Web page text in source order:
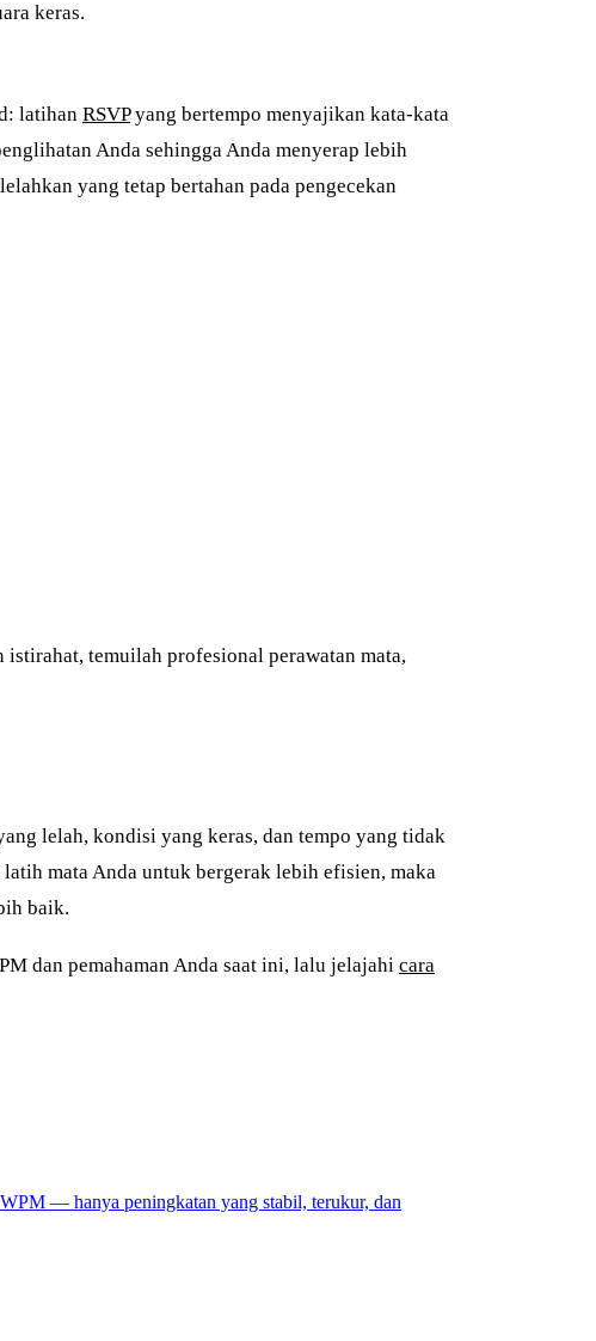
keras.
latihan RSVPyang bertempo menyajikan kata-kata
Anda sehingga Anda menyerap lebih
yang tetap bertahan pada pengecekan
temuilah profesional perawatan mata,
lelah, kondisi yang keras, dan tempo yang tidak
mata Anda untuk bergerak lebih efisien, maka
baik.
dan pemahaman Anda saat ini, lalu jelajahi cara
— hanya peningkatan yang stabil, terukur, dan